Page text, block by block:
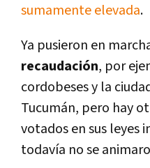
sumamente elevada.
Ya pusieron en
recaudación, por
cordobeses y la
Tucumán, pero hay
votados en sus leyes
todavía no se